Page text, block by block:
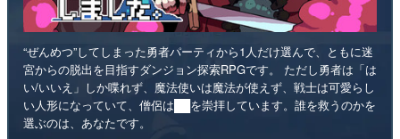
“ぜんめつ”してしまった勇者パーティから1人だけ選んで、ともに迷
宮からの脱出を目指すダンジョン探索RPGです。 ただし勇者は「は
い/いいえ」しか喋れず、魔法使いは魔法が使えず、戦士は可愛らし
い人形になっていて、僧侶は██を崇拝しています。誰を救うのかを
選ぶのは、あなたです。